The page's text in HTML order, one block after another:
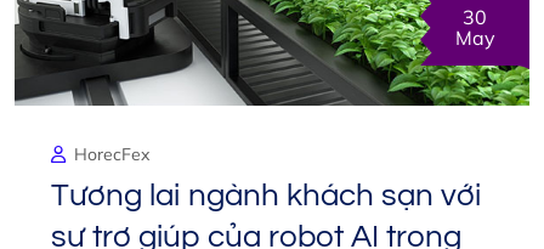
30
May
HorecFex
Tương lai ngành khách sạn với
sự trợ giúp của robot AI trong